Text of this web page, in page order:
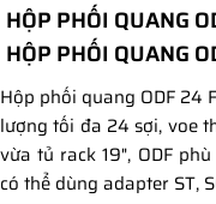
HỘP PHỐI QUANG
HỘP PHỐI QUANG
Hộp phối quang ODF 24
lượng tối đa 24 sợi, voe
vừa tủ rack 19", ODF
có thể dùng adapter ST,